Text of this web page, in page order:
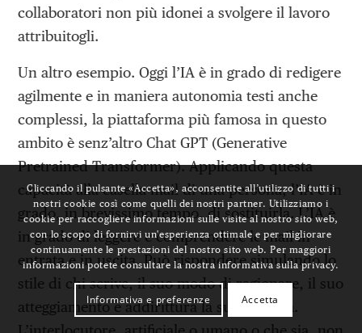
collaboratori non più idonei a svolgere il lavoro
attribuitogli.
Un altro esempio. Oggi l’IA è in grado di redigere
agilmente e in maniera autonomia testi anche
complessi, la piattaforma più famosa in questo
ambito è senz’altro Chat GPT (Generative
Pretrained Transformer). Applicando questa
capacità alla casella mail di una persona, l’IA è in
grado, in brevissimo tempo, di sostituirla. L’IA è
in grado di leggere e comprendere le mail in
entrata e in uscita. Può rispondere simulando lo
stile di chi scrive, il suo modo di ragionare, il suo
atteggiamento e addirittura la sua fantasia.
Cliccando il pulsante «Accetta», acconsentite all’utilizzo di tutti i
nostri cookie così come quelli dei nostri partner. Utilizziamo i
cookie per raccogliere informazioni sulle visite al nostro sito web,
con lo scopo di fornirvi un'esperienza ottimale e per migliorare
continuamente le prestazioni del nostro sito web. Per maggiori
informazioni potete consultare la nostra informativa sulla privacy.
Informativa e preferenze Accetta